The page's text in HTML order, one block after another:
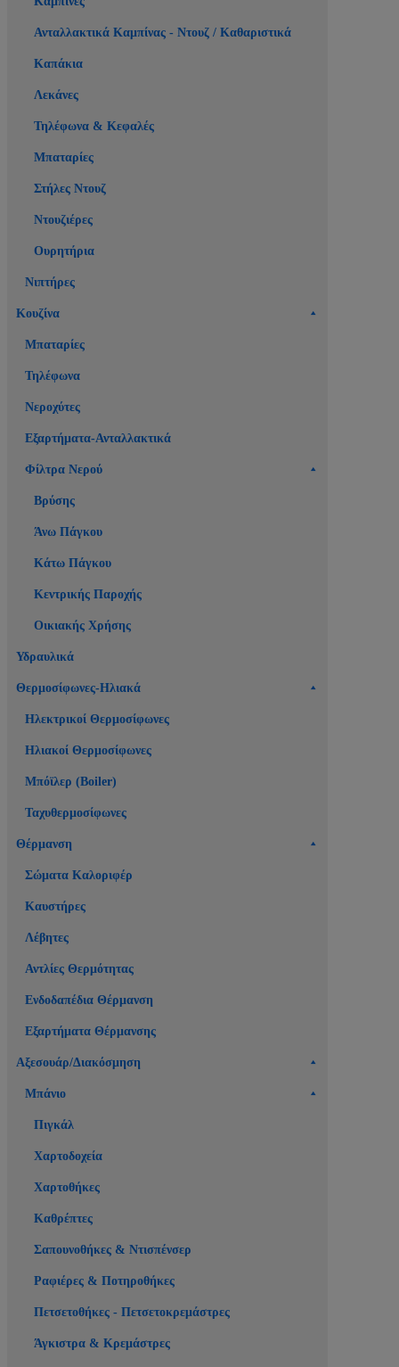
Ανταλλακτικά Καμπίνας - Ντουζ / Καθαριστικά
Καπάκια
Λεκάνες
Τηλέφωνα & Κεφαλές
Μπαταρίες
Στήλες Ντουζ
Ντουζιέρες
Ουρητήρια
Νιπτήρες
Κουζίνα
Μπαταρίες
Τηλέφωνα
Νεροχύτες
Εξαρτήματα-Ανταλλακτικά
Φίλτρα Νερού
Βρύσης
Άνω Πάγκου
Κάτω Πάγκου
Κεντρικής Παροχής
Οικιακής Χρήσης
Υδραυλικά
Θερμοσίφωνες-Ηλιακά
Ηλεκτρικοί Θερμοσίφωνες
Ηλιακοί Θερμοσίφωνες
Μπόϊλερ (Boiler)
Ταχυθερμοσίφωνες
Θέρμανση
Σώματα Καλοριφέρ
Καυστήρες
Λέβητες
Αντλίες Θερμότητας
Ενδοδαπέδια Θέρμανση
Εξαρτήματα Θέρμανσης
Αξεσουάρ/Διακόσμηση
Μπάνιο
Πιγκάλ
Χαρτοδοχεία
Χαρτοθήκες
Καθρέπτες
Σαπουνοθήκες & Ντισπένσερ
Ραφιέρες & Ποτηροθήκες
Πετσετοθήκες - Πετσετοκρεμάστρες
Άγκιστρα & Κρεμάστρες